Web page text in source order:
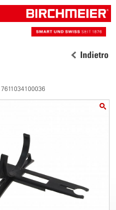
Indietro